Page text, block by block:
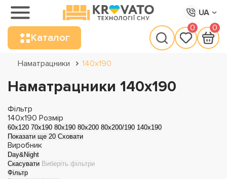
UA
Каталог
0 0
Наматрацники 140х190
Наматрацники 140х190
Фільтр
140x190 Розмір
60x120 70x190 80x190 80x200 80x200/190 140x190
Показати ще 20 Сховати
Виробник
Day&Night
Скасувати Виберіть фільтри
Фільтр